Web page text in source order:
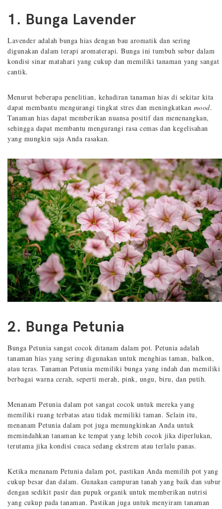
1. Bunga Lavender
Lavender adalah bunga hias dengan bau aromatik dan sering
digunakan dalam terapi aromaterapi. Bunga ini tumbuh subur dalam
kondisi sinar matahari yang cukup dan memiliki tanaman yang sangat
cantik.
Menurut beberapa penelitian, kehadiran tanaman hias di sekitar kita
dapat membantu mengurangi tingkat stres dan meningkatkan mood.
Tanaman hias dapat memberikan nuansa positif dan menenangkan,
sehingga dapat membantu mengurangi rasa cemas dan kegelisahan
yang mungkin saja Anda rasakan.
2. Bunga Petunia
Bunga Petunia sangat cocok ditanam dalam pot. Petunia adalah
tanaman hias yang sering digunakan untuk menghias taman, balkon,
atau teras. Tanaman Petunia memiliki bunga yang indah dan memiliki
berbagai warna cerah, seperti merah, pink, ungu, biru, dan putih.
Menanam Petunia dalam pot sangat cocok untuk mereka yang
memiliki ruang terbatas atau tidak memiliki taman. Selain itu,
menanam Petunia dalam pot juga memungkinkan Anda untuk
memindahkan tanaman ke tempat yang lebih cocok jika diperlukan,
terutama jika kondisi cuaca sedang ekstrem atau terlalu panas.
Ketika menanam Petunia dalam pot, pastikan Anda memilih pot yang
cukup besar dan dalam. Gunakan campuran tanah yang baik dan subur
dengan sedikit pasir dan pupuk organik untuk memberikan nutrisi
yang cukup pada tanaman. Pastikan juga untuk menyiram tanaman